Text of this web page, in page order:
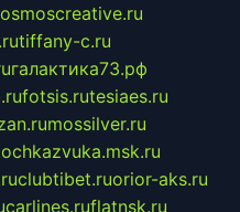
tiffany-c.ru
галактика73.рф
fotsis.rutesiaes.ru
mossilver.ru
clubtibet.ruorior-aks.ru
carlines.ruflatnsk.ru